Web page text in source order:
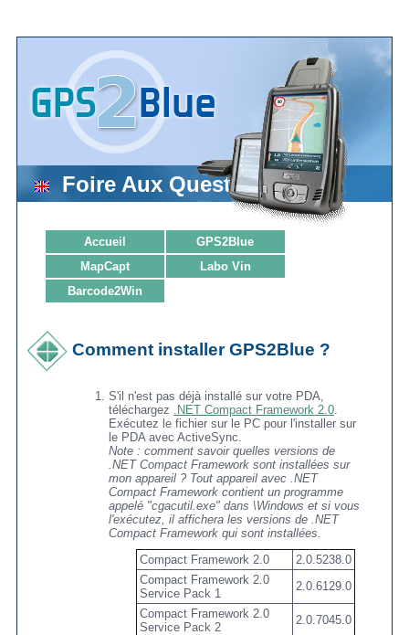
Foire Aux Questions
Accueil
GPS2Blue
MapCapt
Labo Vin
Barcode2Win
Comment installer GPS2Blue ?
S'il n'est pas déjà installé sur votre PDA,
téléchargez
.NET Compact Framework 2.0.
Exécutez le fichier sur le PC pour l'installer sur
le PDA avec ActiveSync.
Note : comment savoir quelles versions de
.NET Compact Framework sont installées sur
mon appareil ? Tout appareil avec .NET
Compact Framework contient un programme
appelé "cgacutil.exe" dans \Windows et si vous
l'exécutez, il affichera les versions de .NET
Compact Framework qui sont installées.
Compact Framework 2.0
2.0.5238.0
Compact Framework 2.0
Service Pack 1
2.0.6129.0
Compact Framework 2.0
Service Pack 2
2.0.7045.0